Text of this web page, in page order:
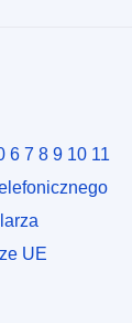
6 7 8 9 10 11
UE